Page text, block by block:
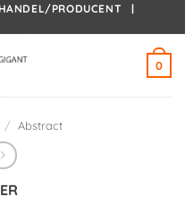
PRODUCENT |
0
/ Abstract